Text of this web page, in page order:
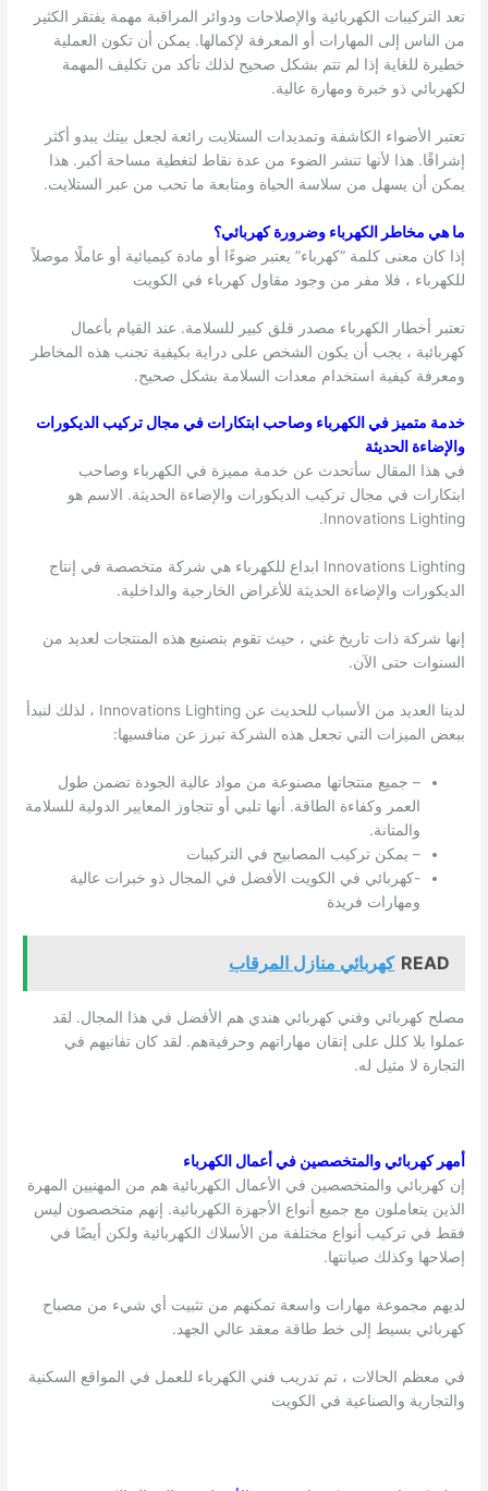
تعد التركيبات الكهربائية والإصلاحات ودوائر المراقبة مهمة يفتقر الكثير
من الناس إلى المهارات أو المعرفة لإكمالها. يمكن أن تكون العملية
خطيرة للغاية إذا لم تتم بشكل صحيح لذلك تأكد من تكليف المهمة
لكهربائي ذو خبرة ومهارة عالية.
تعتبر الأضواء الكاشفة وتمديدات الستلايت رائعة لجعل بيتك يبدو أكثر
إشراقًا. هذا لأنها تنشر الضوء من عدة نقاط لتغطية مساحة أكبر. هذا
يمكن أن يسهل من سلاسة الحياة ومتابعة ما تحب من عبر الستلايت.
ما هي مخاطر الكهرباء وضرورة كهربائي؟
إذا كان معنى كلمة “كهرباء” يعتبر ضوءًا أو مادة كيميائية أو عاملًا موصلاً
للكهرباء ، فلا مفر من وجود مقاول كهرباء في الكويت
تعتبر أخطار الكهرباء مصدر قلق كبير للسلامة. عند القيام بأعمال
كهربائية ، يجب أن يكون الشخص على دراية بكيفية تجنب هذه المخاطر
ومعرفة كيفية استخدام معدات السلامة بشكل صحيح.
خدمة متميز في الكهرباء وصاحب ابتكارات في مجال تركيب الديكورات
والإضاءة الحديثة
في هذا المقال سأتحدث عن خدمة مميزة في الكهرباء وصاحب
ابتكارات في مجال تركيب الديكورات والإضاءة الحديثة. الاسم هو
Innovations Lighting.
Innovations Lighting ابداع للكهرباء هي شركة متخصصة في إنتاج
الديكورات والإضاءة الحديثة للأغراض الخارجية والداخلية.
إنها شركة ذات تاريخ غني ، حيث تقوم بتصنيع هذه المنتجات لعديد من
السنوات حتى الآن.
لدينا العديد من الأسباب للحديث عن Innovations Lighting ، لذلك لنبدأ
ببعض الميزات التي تجعل هذه الشركة تبرز عن منافسيها:
– جميع منتجاتها مصنوعة من مواد عالية الجودة تضمن طول
العمر وكفاءة الطاقة. أنها تلبي أو تتجاوز المعايير الدولية للسلامة
والمتانة.
– يمكن تركيب المصابيح في التركيبات
-كهربائي في الكويت الأفضل في المجال ذو خبرات عالية
ومهارات فريدة
READ كهربائي منازل المرقاب
مصلح كهربائي وفني كهربائي هندي هم الأفضل في هذا المجال. لقد
عملوا بلا كلل على إتقان مهاراتهم وحرفيةهم. لقد كان تفانيهم في
التجارة لا مثيل له.
أمهر كهربائي والمتخصصين في أعمال الكهرباء
إن كهربائي والمتخصصين في الأعمال الكهربائية هم من المهنيين المهرة
الذين يتعاملون مع جميع أنواع الأجهزة الكهربائية. إنهم متخصصون ليس
فقط في تركيب أنواع مختلفة من الأسلاك الكهربائية ولكن أيضًا في
إصلاحها وكذلك صيانتها.
لديهم مجموعة مهارات واسعة تمكنهم من تثبيت أي شيء من مصباح
كهربائي بسيط إلى خط طاقة معقد عالي الجهد.
في معظم الحالات ، تم تدريب فني الكهرباء للعمل في المواقع السكنية
والتجارية والصناعية في الكويت